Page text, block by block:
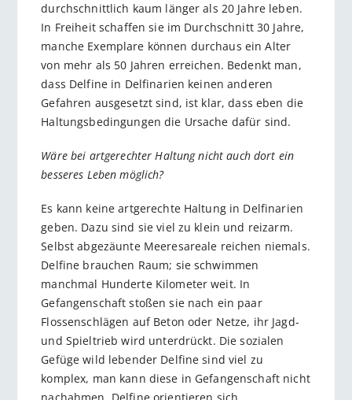
durchschnittlich kaum länger als 20 Jahre leben.
In Freiheit schaffen sie im Durchschnitt 30 Jahre,
manche Exemplare können durchaus ein Alter
von mehr als 50 Jahren erreichen. Bedenkt man,
dass Delfine in Delfinarien keinen anderen
Gefahren ausgesetzt sind, ist klar, dass eben die
Haltungsbedingungen die Ursache dafür sind.
Wäre bei artgerechter Haltung nicht auch dort ein
besseres Leben möglich?
Es kann keine artgerechte Haltung in Delfinarien
geben. Dazu sind sie viel zu klein und reizarm.
Selbst abgezäunte Meeresareale reichen niemals.
Delfine brauchen Raum; sie schwimmen
manchmal Hunderte Kilometer weit. In
Gefangenschaft stoßen sie nach ein paar
Flossenschlägen auf Beton oder Netze, ihr Jagd-
und Spieltrieb wird unterdrückt. Die sozialen
Gefüge wild lebender Delfine sind viel zu
komplex, man kann diese in Gefangenschaft nicht
nachahmen. Delfine orientieren sich